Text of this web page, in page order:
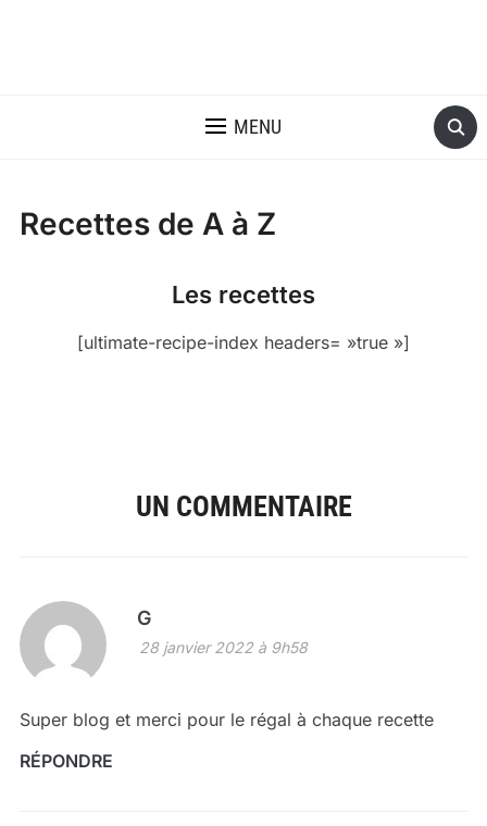
MENU
Recettes de A à Z
Les recettes
[ultimate-recipe-index headers= »true »]
UN COMMENTAIRE
G
28 janvier 2022 à 9h58
Super blog et merci pour le régal à chaque recette
RÉPONDRE